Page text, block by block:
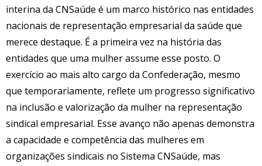
interina da CNSaúde é um marco histórico nas entidades
nacionais de representação empresarial da saúde que
merece destaque. É a primeira vez na história das
entidades que uma mulher assume esse posto. O
exercício ao mais alto cargo da Confederação, mesmo
que temporariamente, reflete um progresso significativo
na inclusão e valorização da mulher na representação
sindical empresarial. Esse avanço não apenas demonstra
a capacidade e competência das mulheres em
organizações sindicais no Sistema CNSaúde, mas